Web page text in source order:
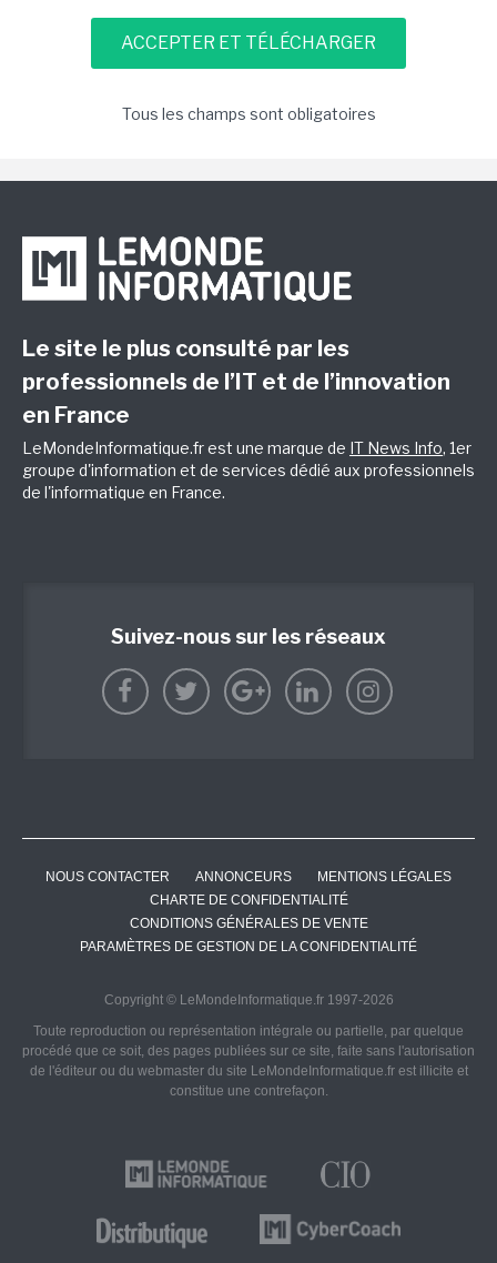
Tous les champs sont obligatoires
Le site le plus consulté par les
professionnels de l’IT et de l’innovation
en France
LeMondeInformatique.fr est une marque de IT News Info, 1er
groupe d'information et de services dédié aux professionnels
de l'informatique en France.
Suivez-nous sur les réseaux
NOUS CONTACTER ANNONCEURS
MENTIONS LÉGALES
CHARTE DE CONFIDENTIALITÉ
CONDITIONS GÉNÉRALES DE VENTE
PARAMÈTRES DE GESTION DE LA CONFIDENTIALITÉ
Copyright © LeMondeInformatique.fr 1997-2026
Toute reproduction ou représentation intégrale ou partielle, par quelque
procédé que ce soit, des pages publiées sur ce site, faite sans l'autorisation
de l'éditeur ou du webmaster du site LeMondeInformatique.fr est illicite et
constitue une contrefaçon.